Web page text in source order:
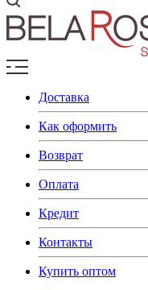
Доставка
Как оформить
Возврат
Оплата
Кредит
Контакты
Купить оптом